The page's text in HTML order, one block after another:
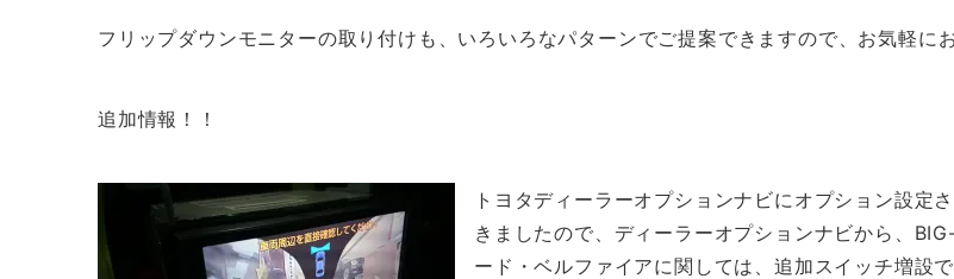
フリップダウンモニターの取り付けも、いろいろなパターンでご提案できますので、お気軽に
追加情報！！
トヨタディーラーオプションナビにオプション設定
きましたので、ディーラーオプションナビから、
ード・ベルファイアに関しては、追加スイッチ増設